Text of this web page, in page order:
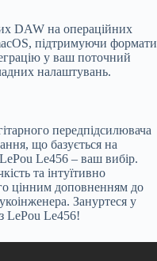
DAW на операційних
підтримуючи формати
у ваш поточний
налаштувань.
передпідсилювача
що базується на
Le456 – ваш вибір.
та інтуїтивно
цінним доповненням до
Зануртеся у
з LePou Le456!